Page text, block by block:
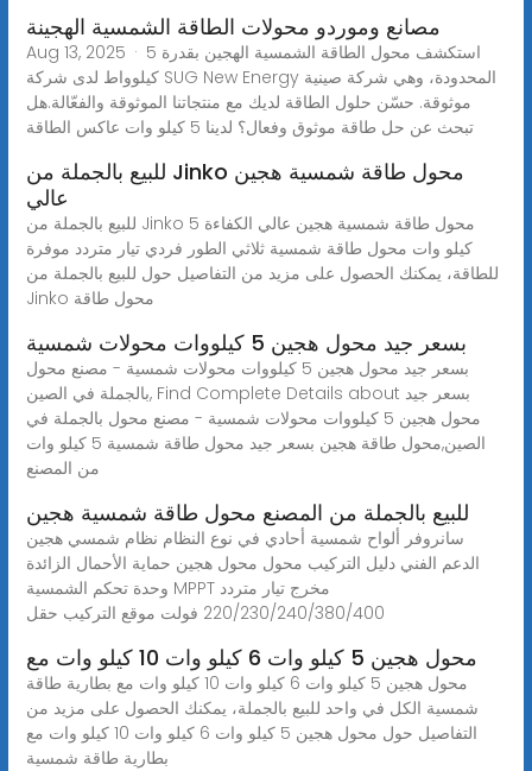
مصانع وموردو محولات الطاقة الشمسية الهجينة
Aug 13, 2025 · استكشف محول الطاقة الشمسية الهجين بقدرة 5
كيلوواط لدى شركة SUG New Energy المحدودة، وهي شركة صينية
موثوقة. حسّن حلول الطاقة لديك مع منتجاتنا الموثوقة والفعّالة.هل
تبحث عن حل طاقة موثوق وفعال؟ لدينا 5 كيلو وات عاكس الطاقة
للبيع بالجملة من Jinko محول طاقة شمسية هجين
عالي
للبيع بالجملة من Jinko محول طاقة شمسية هجين عالي الكفاءة 5
كيلو وات محول طاقة شمسية ثلاثي الطور فردي تيار متردد موفرة
للطاقة، يمكنك الحصول على مزيد من التفاصيل حول للبيع بالجملة من
Jinko محول طاقة
بسعر جيد محول هجين 5 كيلووات محولات شمسية
بسعر جيد محول هجين 5 كيلووات محولات شمسية - مصنع محول
بالجملة في الصين, Find Complete Details about بسعر جيد
محول هجين 5 كيلووات محولات شمسية - مصنع محول بالجملة في
الصين,محول طاقة هجين بسعر جيد محول طاقة شمسية 5 كيلو وات
من المصنع
للبيع بالجملة من المصنع محول طاقة شمسية هجين
سانروفر ألواح شمسية أحادي في نوع النظام نظام شمسي هجين
الدعم الفني دليل التركيب محول محول هجين حماية الأحمال الزائدة
وحدة تحكم الشمسية MPPT مخرج تيار متردد
220/230/240/380/400 فولت موقع التركيب حقل
محول هجين 5 كيلو وات 6 كيلو وات 10 كيلو وات مع
محول هجين 5 كيلو وات 6 كيلو وات 10 كيلو وات مع بطارية طاقة
شمسية الكل في واحد للبيع بالجملة، يمكنك الحصول على مزيد من
التفاصيل حول محول هجين 5 كيلو وات 6 كيلو وات 10 كيلو وات مع
بطارية طاقة شمسية